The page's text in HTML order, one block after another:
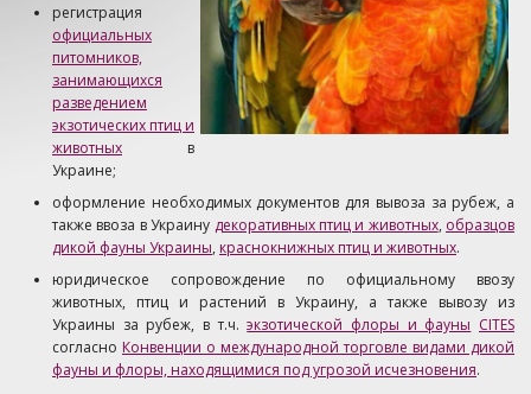
регистрация
официальных
питомников,
занимающихся
разведением
экзотических птиц и
животных в
Украине;
оформление необходимых документов для вывоза за рубеж, а
также ввоза в Украину декоративных птиц и животных, образцов
дикой фауны Украины, краснокнижных птиц и животных.
юридическое сопровождение по официальному ввозу
животных, птиц и растений в Украину, а также вывозу из
Украины за рубеж, в т.ч.экзотической флоры и фауны CITES
согласно Конвенции о международной торговле видами дикой
фауны и флоры, находящимися под угрозой исчезновения.